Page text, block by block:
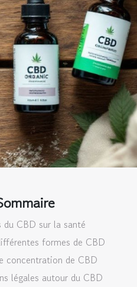
du CBD sur la santé
formes de CBD
concentration de CBD
légales autour du CBD